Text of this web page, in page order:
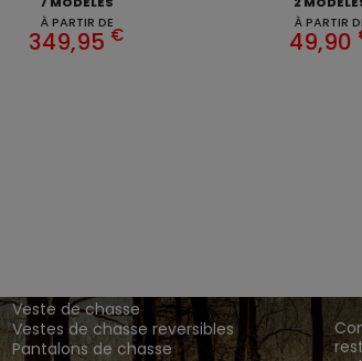
À PARTIR DE
349,95 €
À PARTIR
49,90
Veste de chasse
Vestes de chasse reversibles
Pantalons de chasse